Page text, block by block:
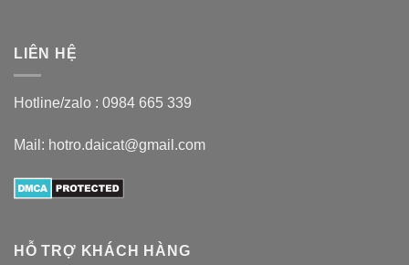
LIÊN HỆ
Hotline/zalo : 0984 665 339
Mail: hotro.daicat@gmail.com
HỖ TRỢ KHÁCH HÀNG